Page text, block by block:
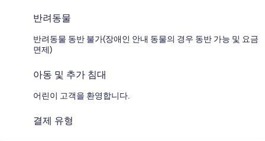
반려동물
반려동물 동반 불가(장애인 안내 동물의 경우 동반 가능 및 요금
면제)
아동 및 추가 침대
어린이 고객을 환영합니다.
결제 유형